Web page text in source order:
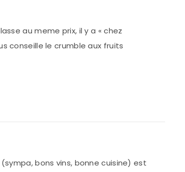
au meme prix, il y a « chez
conseille le crumble aux fruits
bons vins, bonne cuisine) est